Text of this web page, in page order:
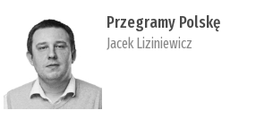
Przegramy Polskę
Jacek Liziniewicz